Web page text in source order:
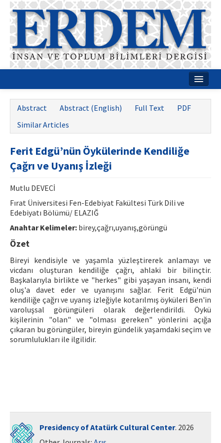
Journal Boards
Guides
Publication Policies
Contact Us
ISSN: 1010-867X · e-ISSN: 2667-8713
Abstract Abstract (English) Full Text
PDF
Similar Articles
Ferit Edgü’nün Öykülerinde Kendiliğe
Çağrı ve Uyanış İzleği
Mutlu DEVECİ
Fırat Üniversitesi Fen-Edebiyat Fakültesi Türk Dili ve
Edebiyatı Bölümü/ ELAZIĞ
Anahtar Kelimeler: birey,çağrı,uyanış,görüngü
Özet
Bireyi kendisiyle ve yaşamla yüzleştirerek anlamayı ve
vicdanı oluşturan kendiliğe çağrı, ahlaki bir bilinçtir.
Başkalarıyla birlikte ve "herkes" gibi yaşayan insanı, kendi
oluş'a davet eder ve uyanışını sağlar. Ferit Edgü'nün
kendiliğe çağrı ve uyanış izleğiyle kotarılmış öyküleri Ben'in
varoluşsal görüngüleri olarak değerlendirildi. Öykü
kişilerinin "olan" ve "olması gereken" yönlerini açığa
çıkaran bu görüngüler, bireyin gündelik yaşamdaki seçim ve
sorumlulukları ile ilgilidir.
Presidency of Atatürk Cultural Center. 2026